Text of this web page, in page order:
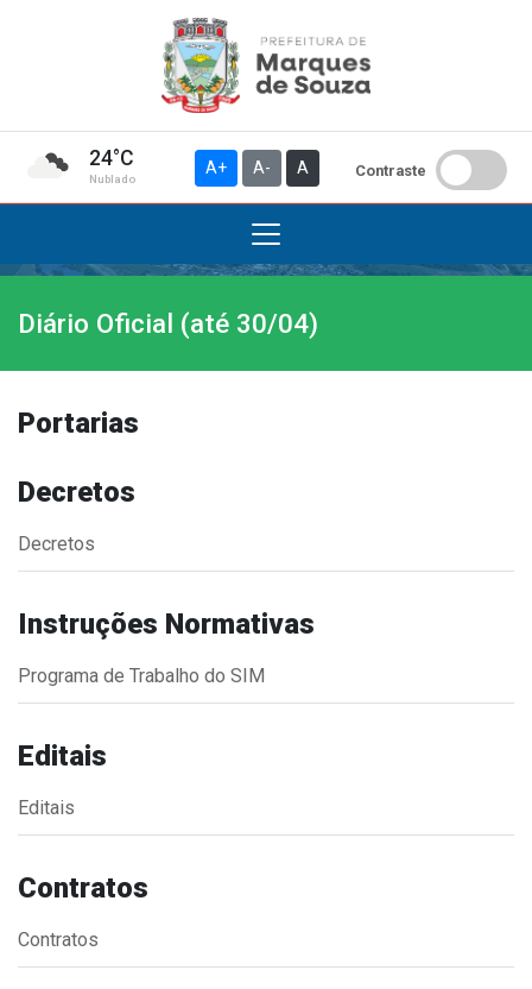
24°C
Nublado
A+ A- A Contraste
Institucional
A Prefeitura
Gabinete do Prefeito
História do Município
Secretarias
Agricultura e Meio Ambiente
Assistência Social
Obras
Diário Oficial (até 30/04)
Portarias
Decretos
Decretos
Instruções Normativas
Programa de Trabalho do SIM
Editais
Editais
Contratos
Contratos